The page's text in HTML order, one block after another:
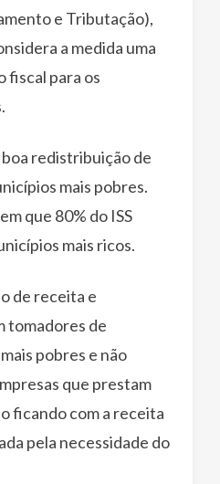
e Tributação),
a medida uma
fiscal para os
redistribuição de
mais pobres.
que 80% do ISS
mais ricos.
de receita e
tomadores de
pobres e não
que prestam
ficando com a receita
pela necessidade do